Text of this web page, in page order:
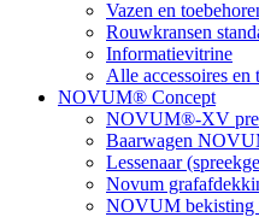
Vazen en
Rouwkransen
Informatievitrine
Alle accessoires en
NOVUM® Concept
NOVUM®-XV
Baarwagen
Lessenaar
Novum
NOVUM bekisting